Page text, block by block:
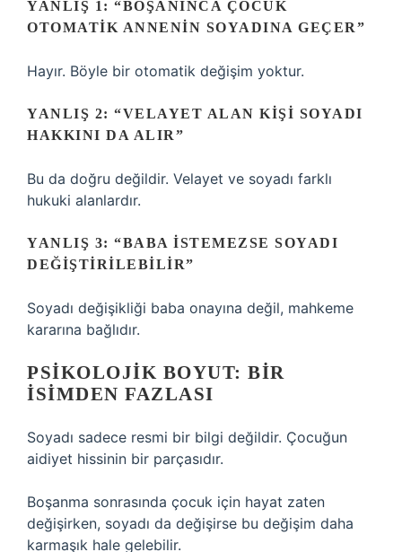
YANLIŞ 1: “BOŞANINCA ÇOCUK
OTOMATIK ANNENIN SOYADINA GEÇER”
Hayır. Böyle bir otomatik değişim yoktur.
YANLIŞ 2: “VELAYET ALAN KIŞI SOYADI
HAKKINI DA ALIR”
Bu da doğru değildir. Velayet ve soyadı farklı
hukuki alanlardır.
YANLIŞ 3: “BABA ISTEMEZSE SOYADI
DEĞIŞTIRILEBILIR”
Soyadı değişikliği baba onayına değil, mahkeme
kararına bağlıdır.
PSIKOLOJIK BOYUT: BIR
İSIMDEN FAZLASI
Soyadı sadece resmi bir bilgi değildir. Çocuğun
aidiyet hissinin bir parçasıdır.
Boşanma sonrasında çocuk için hayat zaten
değişirken, soyadı da değişirse bu değişim daha
karmaşık hale gelebilir.